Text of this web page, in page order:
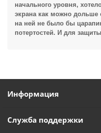
начального уровня,
экрана как можно дольше
на ней не было бы
потертостей. И для
Информация
Служба поддержки
T TelefonAI
Обычно отвечаем
Чем можем